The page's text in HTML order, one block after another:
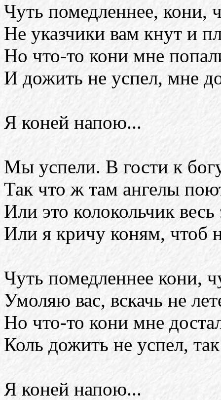
Чуть помедленнее, кони,
Не указчики вам кнут и
Но что-то кони мне
И дожить не успел, мне
Я коней напою...
Мы успели. В гости к
Так что ж там ангелы
Или это колокольчик
Или я кричу коням, чтоб
Чуть помедленнее кони,
Умоляю вас, вскачь не
Но что-то кони мне
Коль дожить не успел,
Я коней напою...